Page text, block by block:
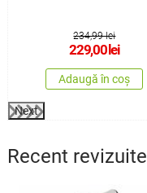
234,99 lei
229,00lei
Adaugă în coș
Next
Recent revizuite